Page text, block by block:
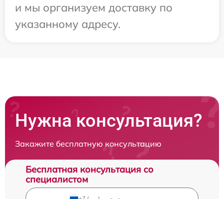
и мы организуем доставку по
указанному адресу.
Нужна консультация?
Закажите бесплатную консультацию
Бесплатная консультация со
специалистом